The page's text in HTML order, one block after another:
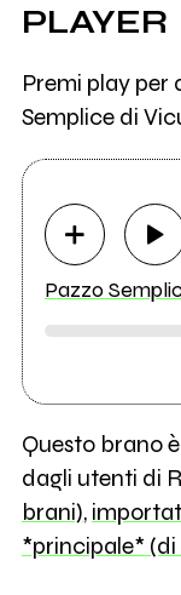
PLAYER
Premi play per
Semplice di
Pazzo
Questo brano
dagli utenti di
brani),
*principale* (di